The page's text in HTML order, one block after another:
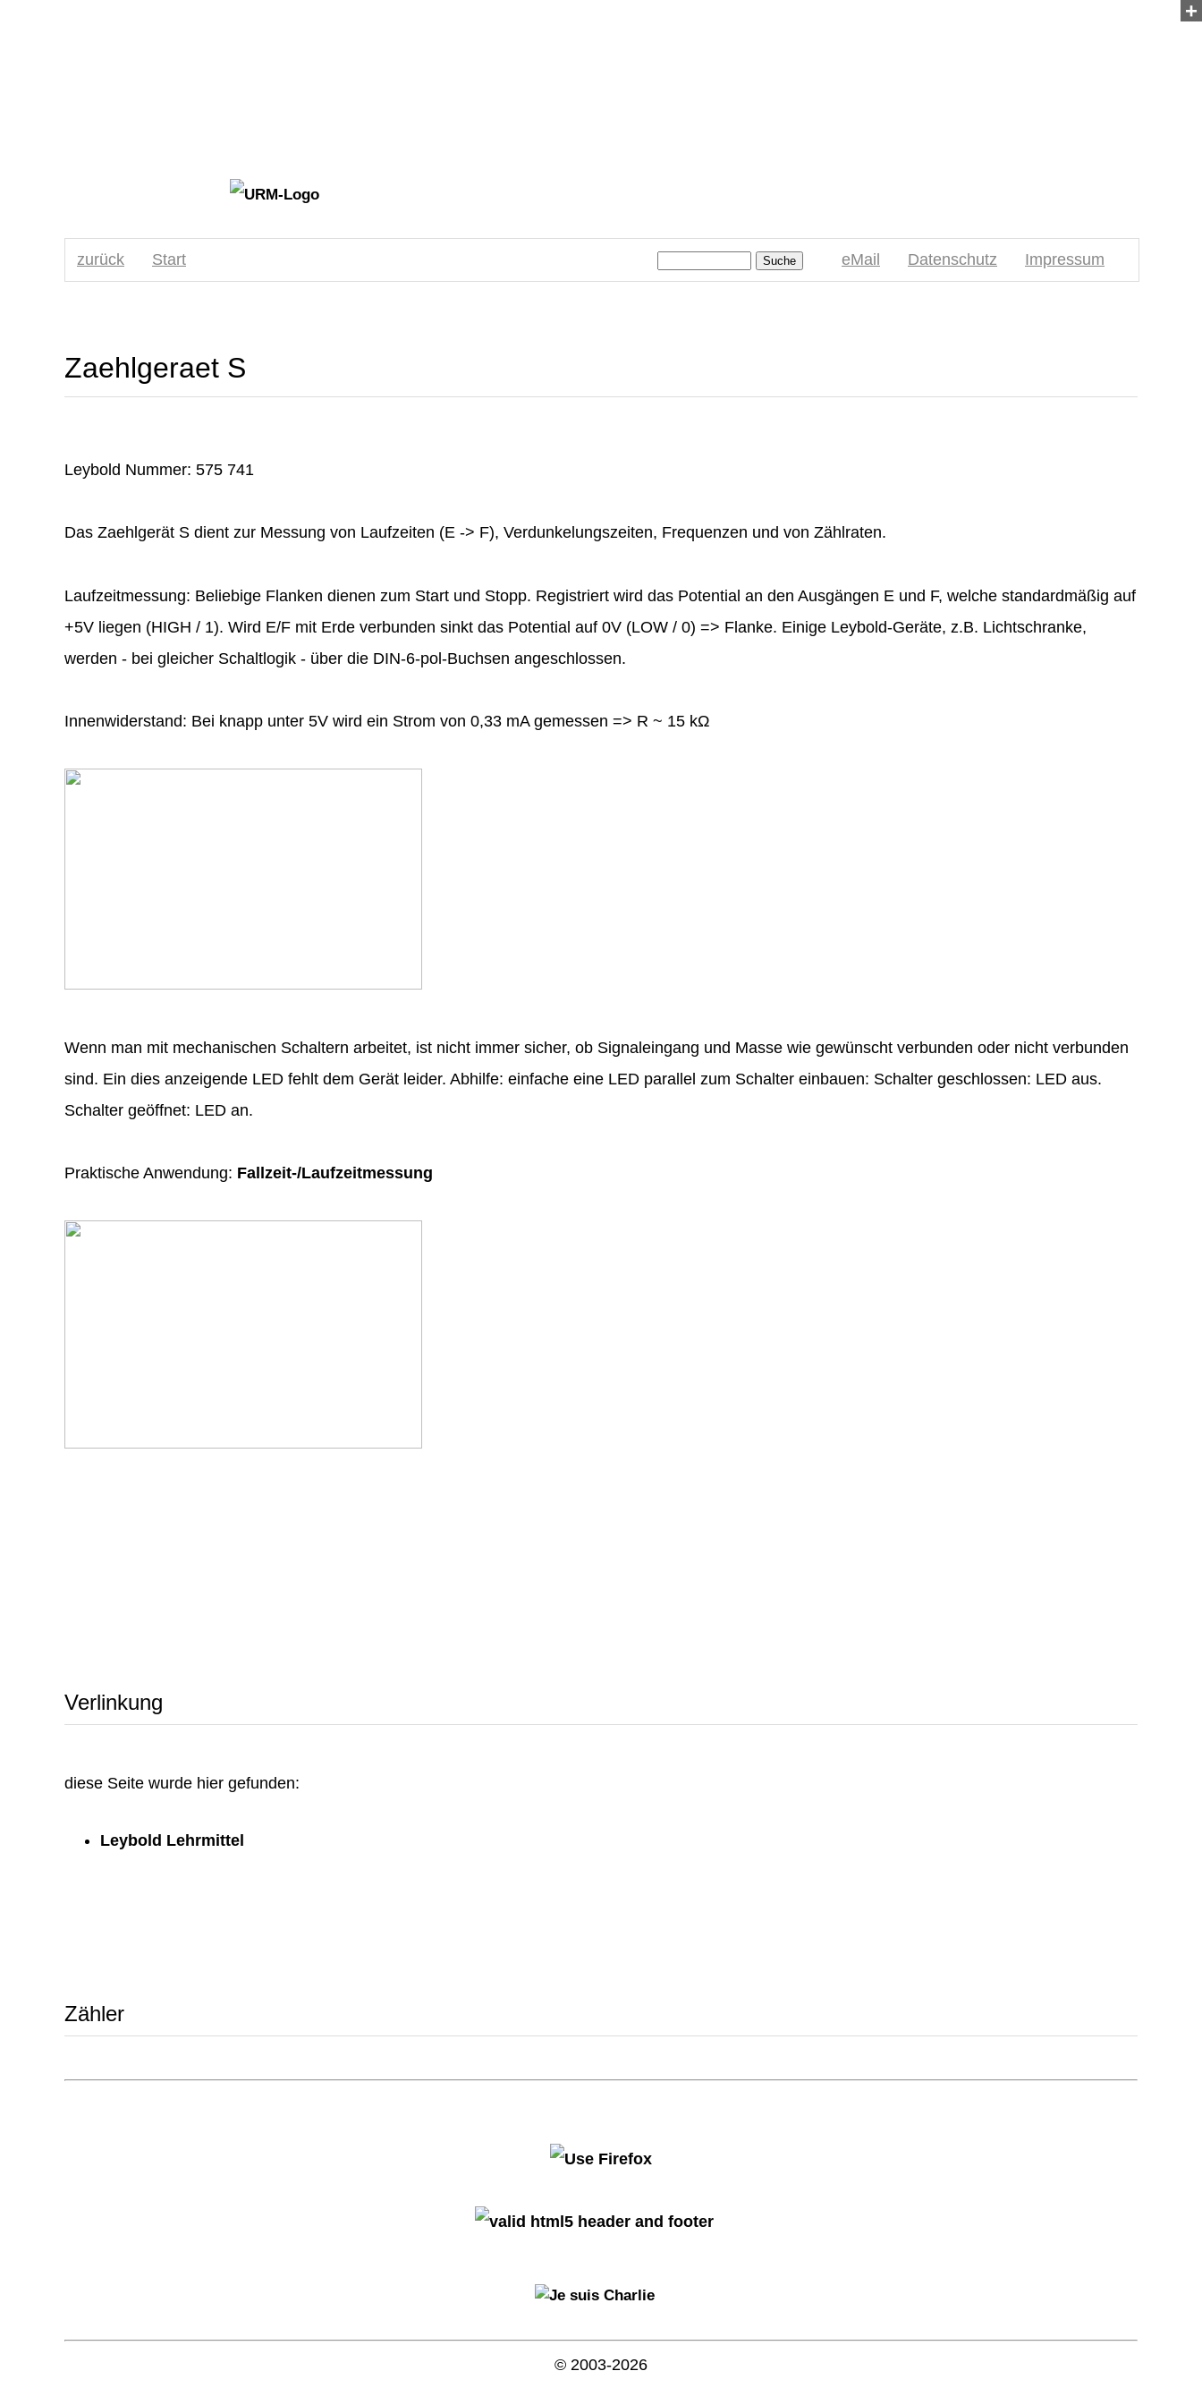
+
eMail Datenschutz Impressum
zurück Start
Zaehlgeraet S
Leybold Nummer: 575 741
Das Zaehlgerät S dient zur Messung von Laufzeiten (E -> F), Verdunkelungszeiten, Frequenzen und von Zählraten.
Laufzeitmessung: Beliebige Flanken dienen zum Start und Stopp. Registriert wird das Potential an den Ausgängen E und F, welche standardmäßig auf
+5V liegen (HIGH / 1). Wird E/F mit Erde verbunden sinkt das Potential auf 0V (LOW / 0) => Flanke. Einige Leybold-Geräte, z.B. Lichtschranke,
werden - bei gleicher Schaltlogik - über die DIN-6-pol-Buchsen angeschlossen.
Innenwiderstand: Bei knapp unter 5V wird ein Strom von 0,33 mA gemessen => R ~ 15 kΩ
Wenn man mit mechanischen Schaltern arbeitet, ist nicht immer sicher, ob Signaleingang und Masse wie gewünscht verbunden oder nicht verbunden
sind. Ein dies anzeigende LED fehlt dem Gerät leider. Abhilfe: einfache eine LED parallel zum Schalter einbauen: Schalter geschlossen: LED aus.
Schalter geöffnet: LED an.
Praktische Anwendung: Fallzeit-/Laufzeitmessung
Verlinkung
diese Seite wurde hier gefunden:
Leybold Lehrmittel
Zähler
© 2003-2026